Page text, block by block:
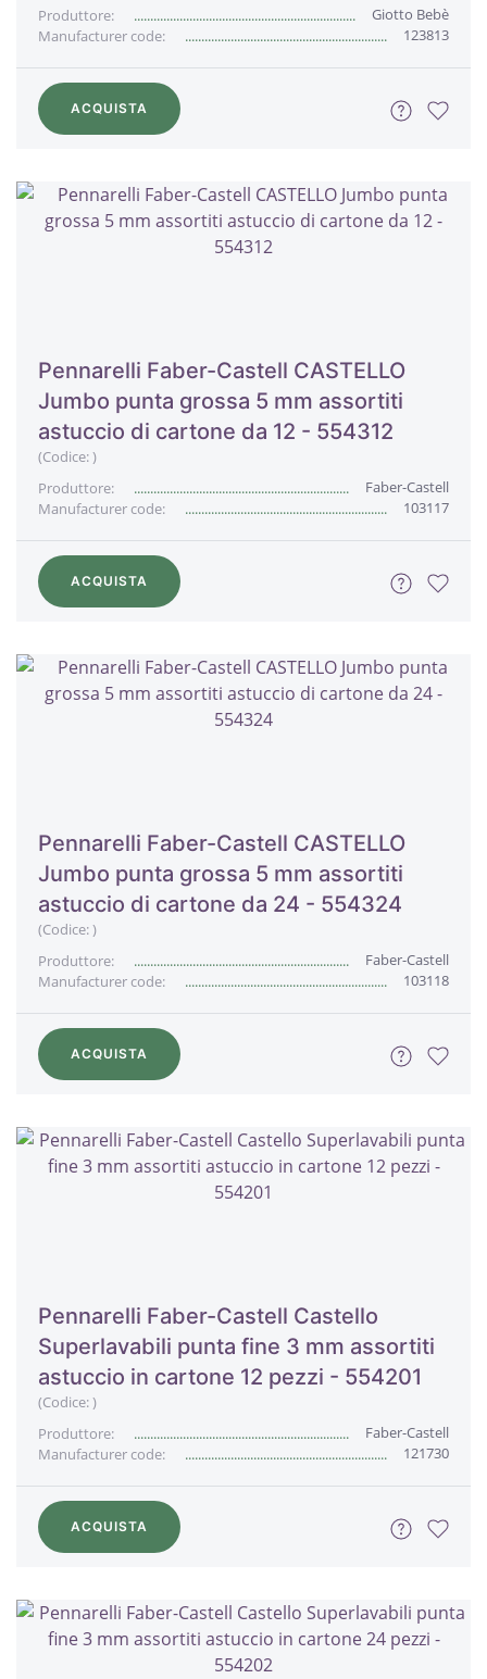
Produttore:
Giotto Bebè
Manufacturer code:
123813
ACQUISTA
Pennarelli Faber-Castell CASTELLO
Jumbo punta grossa 5 mm assortiti
astuccio di cartone da 12 - 554312
(Codice:)
Produttore:
Faber-Castell
Manufacturer code:
103117
ACQUISTA
Pennarelli Faber-Castell CASTELLO
Jumbo punta grossa 5 mm assortiti
astuccio di cartone da 24 - 554324
(Codice:)
Produttore:
Faber-Castell
Manufacturer code:
103118
ACQUISTA
Pennarelli Faber-Castell Castello
Superlavabili punta fine 3 mm assortiti
astuccio in cartone 12 pezzi - 554201
(Codice:)
Produttore:
Faber-Castell
Manufacturer code:
121730
ACQUISTA